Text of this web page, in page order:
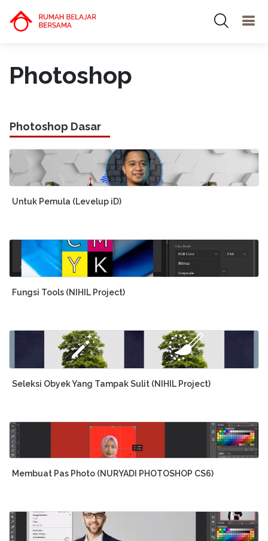
Photoshop
Photoshop Dasar
Untuk Pemula (Levelup iD)
Fungsi Tools (NIHIL Project)
Seleksi Obyek Yang Tampak Sulit (NIHIL Project)
Membuat Pas Photo (NURYADI PHOTOSHOP CS6)